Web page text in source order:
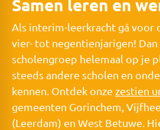
Samen leren en
Als interim-leerkracht gá voor
vier- tot negentienjarigen! Dan
scholengroep helemaal op je
steeds andere scholen en
kennen. Ontdek onze zestien
gemeenten Gorinchem,
(Leerdam) en West Betuwe.